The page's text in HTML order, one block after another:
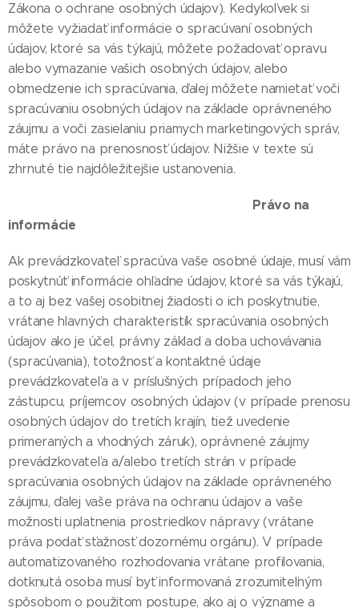
Zákona o ochrane osobných údajov). Kedykoľvek si
môžete vyžiadať informácie o spracúvaní osobných
údajov, ktoré sa vás týkajú, môžete požadovať opravu
alebo vymazanie vašich osobných údajov, alebo
obmedzenie ich spracúvania, ďalej môžete namietať voči
spracúvaniu osobných údajov na základe oprávneného
záujmu a voči zasielaniu priamych marketingových správ,
máte právo na prenosnosť údajov. Nižšie v texte sú
zhrnuté tie najdôležitejšie ustanovenia.
Právo na
informácie
Ak prevádzkovateľ spracúva vaše osobné údaje, musí vám
poskytnúť informácie ohľadne údajov, ktoré sa vás týkajú,
a to aj bez vašej osobitnej žiadosti o ich poskytnutie,
vrátane hlavných charakteristík spracúvania osobných
údajov ako je účel, právny základ a doba uchovávania
(spracúvania), totožnosť a kontaktné údaje
prevádzkovateľa a v príslušných prípadoch jeho
zástupcu, príjemcov osobných údajov (v prípade prenosu
osobných údajov do tretích krajín, tiež uvedenie
primeraných a vhodných záruk), oprávnené záujmy
prevádzkovateľa a/alebo tretích strán v prípade
spracúvania osobných údajov na základe oprávneného
záujmu, ďalej vaše práva na ochranu údajov a vaše
možnosti uplatnenia prostriedkov nápravy (vrátane
práva podať sťažnosť dozornému orgánu). V prípade
automatizovaného rozhodovania vrátane profilovania,
dotknutá osoba musí byť informovaná zrozumiteľným
spôsobom o použitom postupe, ako aj o význame a